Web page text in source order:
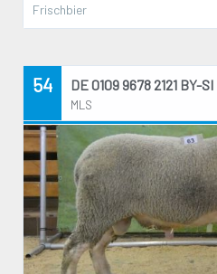
Frischbier
54 DE 0109 9678 2121 BY-SI
MLS